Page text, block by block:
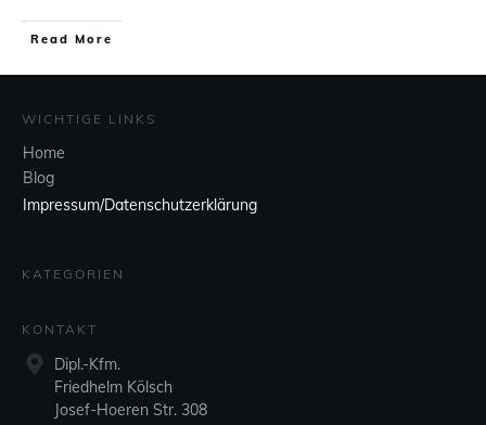
Read More
WICHTIGE LINKS
Home
Blog
Impressum/Datenschutzerklärung
KATEGORIEN
KONTAKT
Dipl.-Kfm.
Friedhelm Kölsch
Josef-Hoeren Str. 308